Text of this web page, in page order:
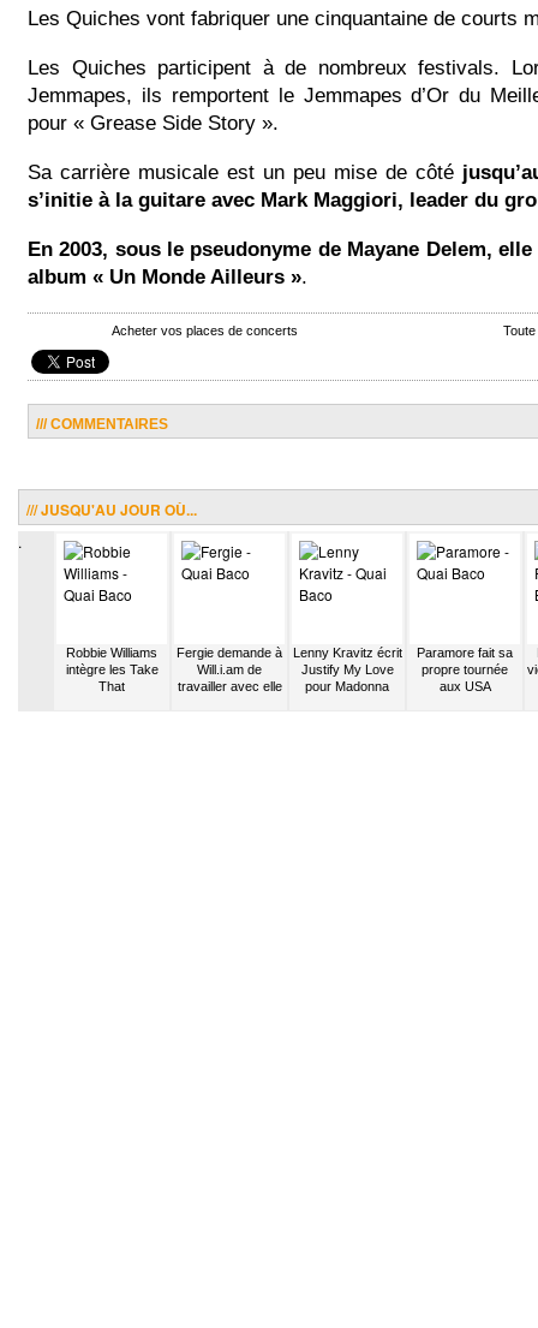
Les Quiches vont fabriquer une cinquantaine de courts
Les Quiches participent à de nombreux festivals.
Jemmapes, ils remportent le Jemmapes d’Or du
pour « Grease Side Story ».
Sa carrière musicale est un peu mise de côté
s’initie à la guitare avec Mark Maggiori, leader du
En 2003, sous le pseudonyme de Mayane Delem,
album « Un Monde Ailleurs ».
Acheter vos places de concerts
/// COMMENTAIRES
/// JUSQU'AU JOUR OÙ...
.
Robbie Williams
intègre les Take
That
Fergie demande à
Will.i.am de
travailler avec elle
Lenny Kravitz écrit
Justify My Love
pour Madonna
Paramore fait sa
propre tournée
aux USA